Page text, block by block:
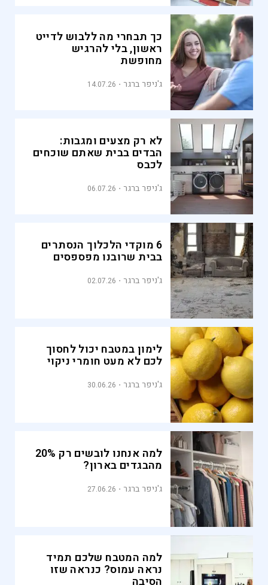
כך תבחרי מה ללבוש לדייט
ראשון, בלי להרגיש
מחופשת
ג'ניפר ברגר 14.07.26
לא רק מצעים ומגבות:
הבדים בבית שאתם שוכחים
לכבס
ג'ניפר ברגר 06.07.26
6 מוקדי הלכלוך הנסתרים
בבית שרובנו מפספסים
ג'ניפר ברגר 02.07.26
לימון במטבח יכול לחסוך
לכם לא מעט חומרי ניקוי
ג'ניפר ברגר 30.06.26
למה אנחנו לובשים רק 20%
מהבגדים בארון?
ג'ניפר ברגר 27.06.26
למה המטבח שלכם תמיד
נראה עמוס? כנראה שזו